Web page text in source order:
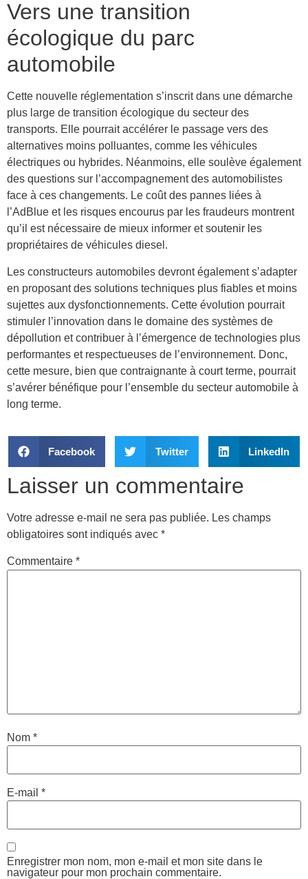
Vers une transition
écologique du parc
automobile
Cette nouvelle réglementation s’inscrit dans une démarche
plus large de transition écologique du secteur des
transports. Elle pourrait accélérer le passage vers des
alternatives moins polluantes, comme les véhicules
électriques ou hybrides. Néanmoins, elle soulève également
des questions sur l’accompagnement des automobilistes
face à ces changements. Le coût des pannes liées à
l’AdBlue et les risques encourus par les fraudeurs montrent
qu’il est nécessaire de mieux informer et soutenir les
propriétaires de véhicules diesel.
Les constructeurs automobiles devront également s’adapter
en proposant des solutions techniques plus fiables et moins
sujettes aux dysfonctionnements. Cette évolution pourrait
stimuler l’innovation dans le domaine des systèmes de
dépollution et contribuer à l’émergence de technologies plus
performantes et respectueuses de l’environnement. Donc,
cette mesure, bien que contraignante à court terme, pourrait
s’avérer bénéfique pour l’ensemble du secteur automobile à
long terme.
Facebook Twitter LinkedIn
Laisser un commentaire
Votre adresse e-mail ne sera pas publiée. Les champs
obligatoires sont indiqués avec *
Commentaire *
Nom *
E-mail *
Enregistrer mon nom, mon e-mail et mon site dans le
navigateur pour mon prochain commentaire.